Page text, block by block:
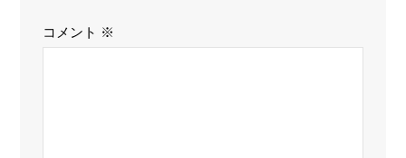
コメント ※